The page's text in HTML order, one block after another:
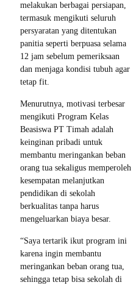
melakukan berbagai persiapan,
termasuk mengikuti seluruh
persyaratan yang ditentukan
panitia seperti berpuasa selama
12 jam sebelum pemeriksaan
dan menjaga kondisi tubuh agar
tetap fit.
Menurutnya, motivasi terbesar
mengikuti Program Kelas
Beasiswa PT Timah adalah
keinginan pribadi untuk
membantu meringankan beban
orang tua sekaligus memperoleh
kesempatan melanjutkan
pendidikan di sekolah
berkualitas tanpa harus
mengeluarkan biaya besar.
“Saya tertarik ikut program ini
karena ingin membantu
meringankan beban orang tua,
sehingga tetap bisa sekolah di